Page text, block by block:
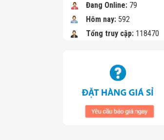
Đang Online: 79
Hôm nay: 592
Tổng truy cập: 118470